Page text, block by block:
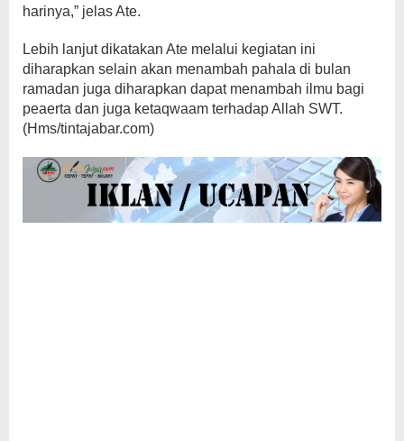
harinya,” jelas Ate.
Lebih lanjut dikatakan Ate melalui kegiatan ini
diharapkan selain akan menambah pahala di bulan
ramadan juga diharapkan dapat menambah ilmu bagi
peaerta dan juga ketaqwaam terhadap Allah SWT.
(Hms/tintajabar.com)